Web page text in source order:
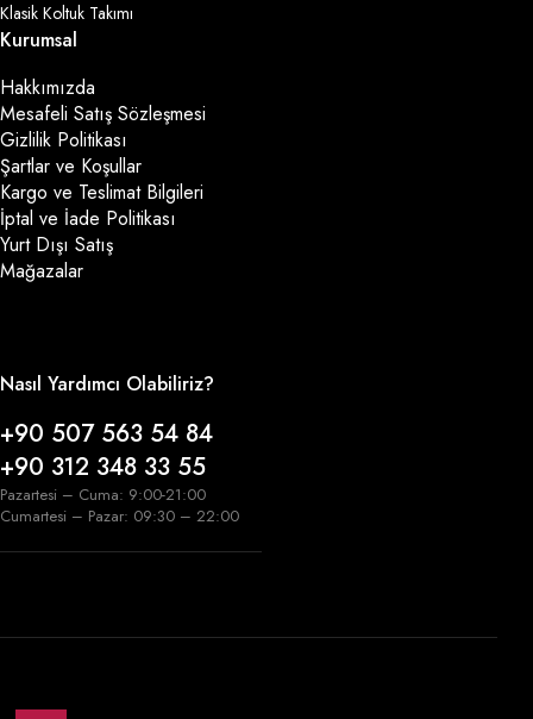
Klasik Koltuk Takımı
Kurumsal
Hakkımızda
Mesafeli Satış Sözleşmesi
Gizlilik Politikası
Şartlar ve Koşullar
Kargo ve Teslimat Bilgileri
İptal ve İade Politikası
Yurt Dışı Satış
Mağazalar
Nasıl Yardımcı Olabiliriz?
+90 507 563 54 84
+90 312 348 33 55
Pazartesi – Cuma: 9:00-21:00
Cumartesi – Pazar: 09:30 – 22:00